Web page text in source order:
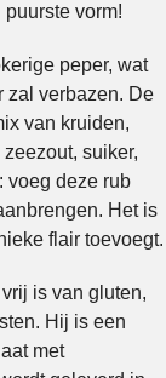
vorm!
peper, wat
zal verbazen. De
van kruiden,
suiker,
voeg deze rub
Het is
flair toevoegt.
is van gluten,
Hij is een
met